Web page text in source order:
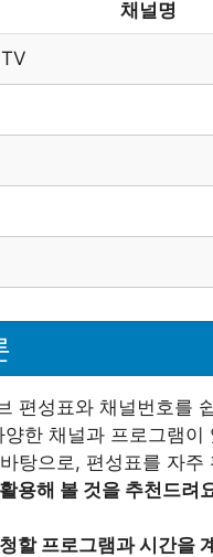
채널명
편성표와 채널번호를
양한 채널과 프로그램
탕으로, 편성표를 자
용해 볼 것을 추천드려
할 프로그램과 시간을